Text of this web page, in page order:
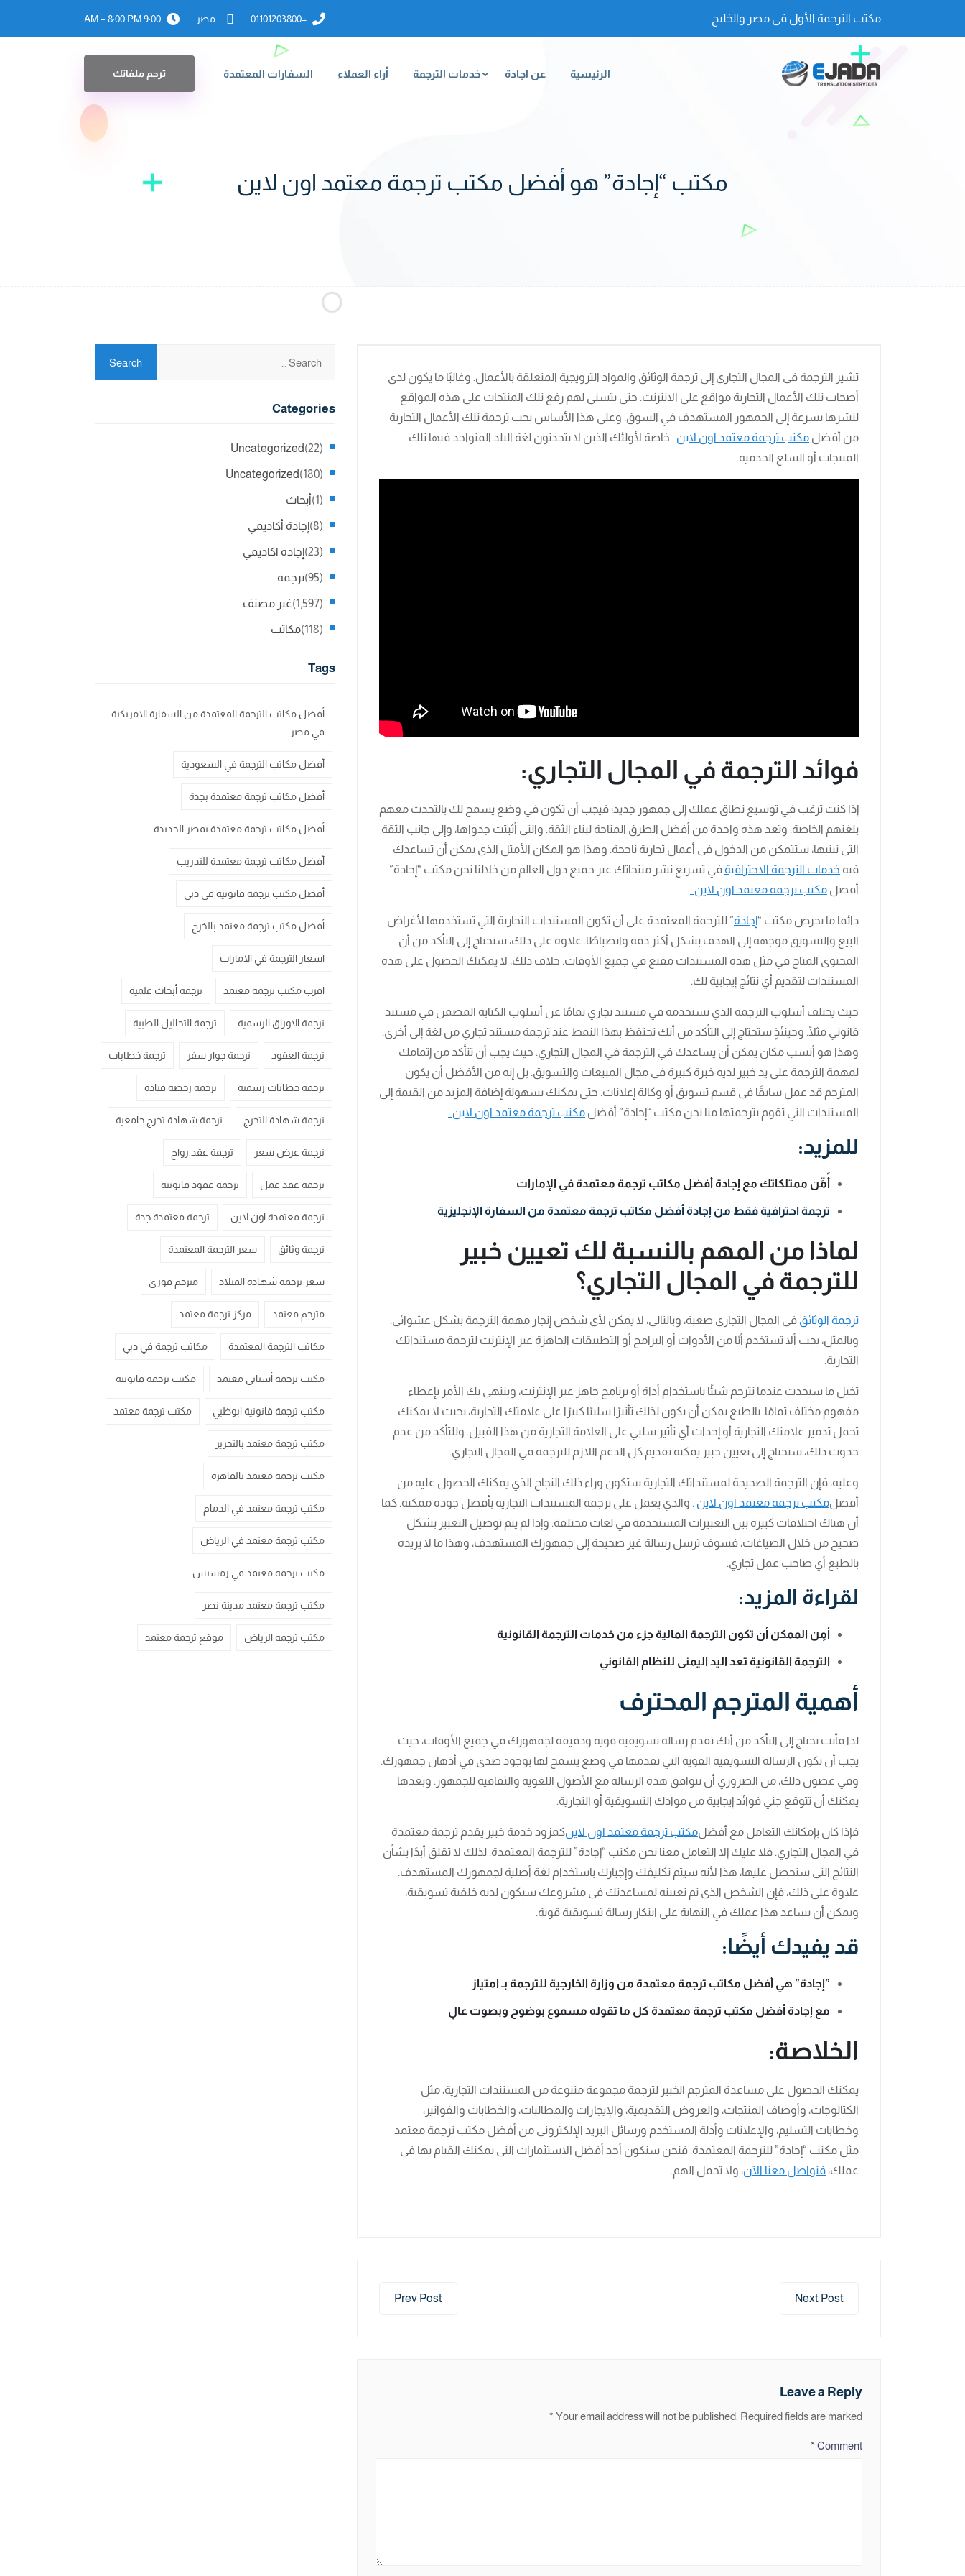
مكتب الترجمة الأول فى مصر والخليج +01101203800 مصر 9:00 AM – 8:00 PM
الرئيسية عن اجادة خدمات الترجمة أراء العملاء السفارات المعتمدة ترجم ملفاتك
مكتب “إجادة” هو أفضل مكتب ترجمة معتمد اون لاين
تشير الترجمة في المجال التجاري إلى ترجمة الوثائق والمواد الترويجية المتعلقة بالأعمال. وغالبًا ما يكون لدى
أصحاب تلك الأعمال التجارية مواقع على الانترنت. حتى يتسنى لهم رفع تلك المنتجات على هذه المواقع
لنشرها بسرعة إلى الجمهور المستهدف في السوق. وعلى هذا الأساس يجب ترجمة تلك الأعمال التجارية
من أفضل مكتب ترجمة معتمد اون لاين . خاصة لأولئك الذين لا يتحدثون لغة البلد المتواجد فيها تلك
المنتجات أو السلع الخدمية.
فوائد الترجمة في المجال التجاري:
إذا كنت ترغب في توسيع نطاق عملك إلى جمهور جديد؛ فيجب أن تكون في وضع يسمح لك بالتحدث معهم
بلغتهم الخاصة. وتعد هذه واحدة من أفضل الطرق المتاحة لبناء الثقة. والتي أثبتت جدواها، وإلى جانب الثقة
التي تبنيها، ستتمكن من الدخول في أعمال تجارية ناجحة. وهذا هو المكان الأمثل الذي يمكن أن تساعدك
فيه خدمات الترجمة الاحترافية في تسريع نشر منتجاتك عبر جميع دول العالم من خلالنا نحن مكتب “إجادة”
أفضل مكتب ترجمة معتمد اون لاين .
دائما ما يحرص مكتب “إجادة” للترجمة المعتمدة على أن تكون المستندات التجارية التي تستخدمها لأغراض
البيع والتسويق موجهة إلى الهدف بشكل أكثر دقة وانضباطًا. علاوة على ذلك، ستحتاج إلى التأكد من أن
المحتوى المتاح في مثل هذه المستندات مقنع في جميع الأوقات. خلاف ذلك، لا يمكنك الحصول على هذه
المستندات لتقديم أي نتائج إيجابية لك.
حيث يختلف أسلوب الترجمة الذي تستخدمه في مستند تجاري تمامًا عن أسلوب الكتابة المضمن في مستند
قانوني مثلًا. وحينئذٍ ستحتاج إلى التأكد من أنك تحتفظ بهذا النمط عند ترجمة مستند تجاري من لغة إلى أخرى.
وهذا هو أنسب مكان يمكن أن يساعدك في الترجمة في المجال التجاري. حيث يجب أن تتأكد من إتمامك
لمهمة الترجمة على يد خبير لديه خبرة كبيرة في مجال المبيعات والتسويق. بل إنه من الأفضل أن يكون
المترجم قد عمل سابقًا في قسم تسويق أو وكالة إعلانات. حتى يمكنك بسهولة إضافة المزيد من القيمة إلى
المستندات التي تقوم بترجمتها منا نحن مكتب “إجادة” أفضل مكتب ترجمة معتمد اون لاين .
للمزيد:
أًمِّن ممتلكاتك مع إجادة أفضل مكاتب ترجمة معتمدة في الإمارات
ترجمة احترافية فقط من إجادة أفضل مكاتب ترجمة معتمدة من السفارة الإنجليزية
لماذا من المهم بالنسبة لك تعيين خبير
للترجمة في المجال التجاري؟
ترجمة الوثائق في المجال التجاري صعبة، وبالتالي، لا يمكن لأي شخص إنجاز مهمة الترجمة بشكل عشوائي.
وبالمثل، يجب ألا تستخدم أيًا من الأدوات أو البرامج أو التطبيقات الجاهزة عبر الإنترنت لترجمة مستنداتك
التجارية.
تخيل ما سيحدث عندما تترجم شيئًا باستخدام أداة أو برنامج جاهز عبر الإنترنت، وينتهي بك الأمر بإعطاء
مفهوم مختلف تمامًا. بالطبع يمكن أن يكون لذلك تأثيرًا سلبيًا كبيرًا على علامتك التجارية، بحيث لا يمكنك
تحمل تدمير علامتك التجارية أو إحداث أي تأثير سلبي على العلامة التجارية من هذا القبيل. وللتأكد من عدم
حدوث ذلك، ستحتاج إلى تعيين خبير يمكنه تقديم كل الدعم اللازم للترجمة في المجال التجاري.
وعليه، فإن الترجمة الصحيحة لمستنداتك التجارية ستكون وراء ذلك النجاح الذي يمكنك الحصول عليه من
أفضلمكتب ترجمة معتمد اون لاين . والذي يعمل على ترجمة المستندات التجارية بأفضل جودة ممكنة. كما
أن هناك اختلافات كبيرة بين التعبيرات المستخدمة في لغات مختلفة. وإذا لم يتم توصيل التعبير بشكل
صحيح من خلال الصياغات، فسوف ترسل رسالة غير صحيحة إلى جمهورك المستهدف، وهذا ما لا يريده
بالطبع أي صاحب عمل تجاري.
لقراءة المزيد:
أمِن الممكن أن تكون الترجمة المالية جزء من خدمات الترجمة القانونية
الترجمة القانونية تعد اليد اليمنى للنظام القانوني
أهمية المترجم المحترف
لذا فأنت تحتاج إلى التأكد من أنك تقدم رسالة تسويقية قوية ودقيقة لجمهورك في جميع الأوقات، حيث
يجب أن تكون الرسالة التسويقية القوية التي تقدمها في وضع يسمح لها بوجود صدى في أذهان جمهورك.
وفي غضون ذلك، من الضروري أن تتوافق هذه الرسالة مع الأصول اللغوية والثقافية للجمهور. وبعدها
يمكنك أن تتوقع جني فوائد إيجابية من موادك التسويقية أو التجارية.
فإذا كان بإمكانك التعامل مع أفضلمكتب ترجمة معتمد اون لاينكمزود خدمة خبير يقدم ترجمة معتمدة
في المجال التجاري. فلا عليك إلا التعامل معنا نحن مكتب “إجادة” للترجمة المعتمدة. لذلك لا تقلق أبدًا بشأن
النتائج التي ستحصل عليها، هذا لأنه سيتم تكليفك وإجبارك باستخدام لغة أصلية لجمهورك المستهدف.
علاوة على ذلك، فإن الشخص الذي تم تعيينه لمساعدتك في مشروعك سيكون لديه خلفية تسويقية،
ويمكن أن يساعد هذا عملك في النهاية على ابتكار رسالة تسويقية قوية.
قد يفيدك أيضًا:
”إجادة” هي أفضل مكاتب ترجمة معتمدة من وزارة الخارجية للترجمة بـ امتياز
مع إجادة أفضل مكتب ترجمة معتمدة كل ما تقوله مسموع بوضوح وبصوت عالٍ
الخلاصة:
يمكنك الحصول على مساعدة المترجم الخبير لترجمة مجموعة متنوعة من المستندات التجارية، مثل
الكتالوجات، وأوصاف المنتجات، والعروض التقديمية، والإيجازات والمطالبات، والخطابات والفواتير،
وخطابات التسليم، والإعلانات وأدلة المستخدم ورسائل البريد الإلكتروني من أفضل مكتب ترجمة معتمد
مثل مكتب “إجادة” للترجمة المعتمدة. فنحن سنكون أحد أفضل الاستثمارات التي يمكنك القيام بها في
عملك، فتواصل معنا الآن، ولا تحمل الهم.
Prev Post Next Post
Leave a Reply
Your email address will not be published. Required fields are marked
*
Comment
*
Categories
Uncategorized (22)
Uncategorized (180)
أبحاث (1)
إجادة أكاديمي (8)
إجادة اكاديمي (23)
ترجمة (95)
غير مصنف (1,597)
مكاتب (118)
Tags
أفضل مكاتب الترجمة المعتمدة من السفارة الامريكية
في مصر
أفضل مكاتب الترجمة في السعودية
أفضل مكاتب ترجمة معتمدة بجدة
أفضل مكاتب ترجمة معتمدة بمصر الجديدة
أفضل مكاتب ترجمة معتمدة للتدريب
أفضل مكتب ترجمة قانونية في دبي
أفضل مكتب ترجمة معتمد بالخرج
اسعار الترجمة في الامارات
اقرب مكتب ترجمة معتمد ترجمة أبحاث علمية
ترجمة الاوراق الرسمية ترجمة التحاليل الطبية
ترجمة العقود ترجمة جواز سفر ترجمة خطابات
ترجمة خطابات رسمية ترجمة رخصة قيادة
ترجمة شهادة التخرج ترجمة شهادة تخرج جامعية
ترجمة عرض سعر ترجمة عقد زواج
ترجمة عقد عمل ترجمة عقود قانونية
ترجمة معتمدة اون لاين ترجمة معتمدة جدة
ترجمة وثائق سعر الترجمة المعتمدة
سعر ترجمة شهادة الميلاد مترجم فوري
مترجم معتمد مركز ترجمة معتمد
مكاتب الترجمة المعتمدة مكاتب ترجمة في دبي
مكتب ترجمة أسباني معتمد مكتب ترجمة قانونية
مكتب ترجمة قانونية ابوظبي مكتب ترجمة معتمد
مكتب ترجمة معتمد بالتحرير
مكتب ترجمة معتمد بالقاهرة
مكتب ترجمة معتمد في الدمام
مكتب ترجمة معتمد في الرياض
مكتب ترجمة معتمد في رمسيس
مكتب ترجمة معتمد مدينة نصر
مكتب ترجمه الرياض موقع ترجمة معتمد